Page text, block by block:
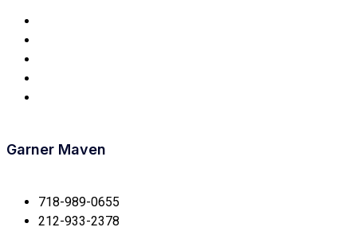
Garner Maven
718-989-0655
212-933-2378